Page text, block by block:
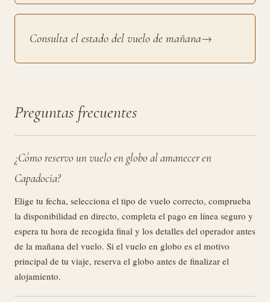
Consulta el estado del vuelo de mañana→
Preguntas frecuentes
¿Cómo reservo un vuelo en globo al amanecer en
Capadocia?
Elige tu fecha, selecciona el tipo de vuelo correcto, comprueba
la disponibilidad en directo, completa el pago en línea seguro y
espera tu hora de recogida final y los detalles del operador antes
de la mañana del vuelo. Si el vuelo en globo es el motivo
principal de tu viaje, reserva el globo antes de finalizar el
alojamiento.